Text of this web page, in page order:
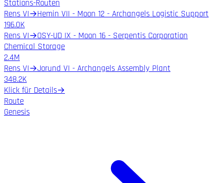
Stations-Routen
Rens VI→Hemin VII - Moon 12 - Archangels Logistic Support
196.0K
Rens VI→OSY-UD IX - Moon 16 - Serpentis Corporation
Chemical Storage
2.4M
Rens VI→Jorund VI - Archangels Assembly Plant
348.2K
Klick für Details→
Route
Genesis